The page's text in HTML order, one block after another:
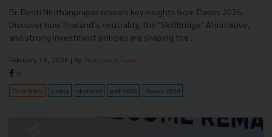
Dr. Ekniti Nitithanprapas reveals key insights from Davos 2026.
Discover how Thailand’s neutrality, the "SkillBridge" AI initiative,
and strong investment policies are shaping the ...
February 16, 2026 | By Techsauce Team
0
Tech & Biz policy thailand wef-2026 davos-2026